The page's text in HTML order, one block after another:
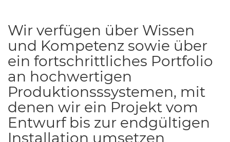
Wir verfügen über Wissen
und Kompetenz sowie über
ein fortschrittliches Portfolio
an hochwertigen
Produktionsssystemen, mit
denen wir ein Projekt vom
Entwurf bis zur endgültigen
Installation umsetzen